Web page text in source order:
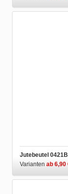
Jutebeutel
Varianten ab 6,90